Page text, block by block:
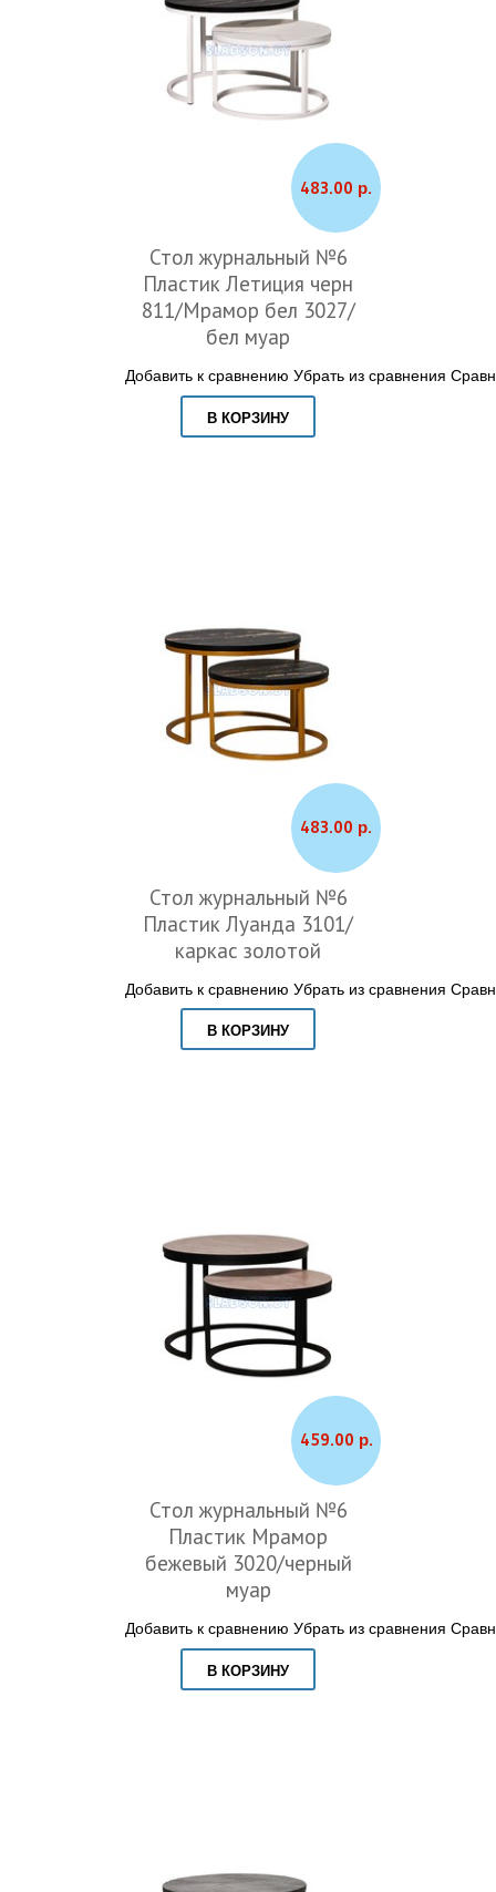
483.00 р.
Стол журнальный №6
Пластик Летиция черн
811/Мрамор бел 3027/
бел муар
Добавить к сравнению Убрать из сравнения
В КОРЗИНУ
483.00 р.
Стол журнальный №6
Пластик Луанда 3101/
каркас золотой
Добавить к сравнению Убрать из сравнения
В КОРЗИНУ
459.00 р.
Стол журнальный №6
Пластик Мрамор
бежевый 3020/черный
муар
Добавить к сравнению Убрать из сравнения
В КОРЗИНУ